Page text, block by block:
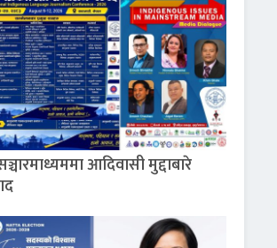
आदिवासी मुद्दाबारे